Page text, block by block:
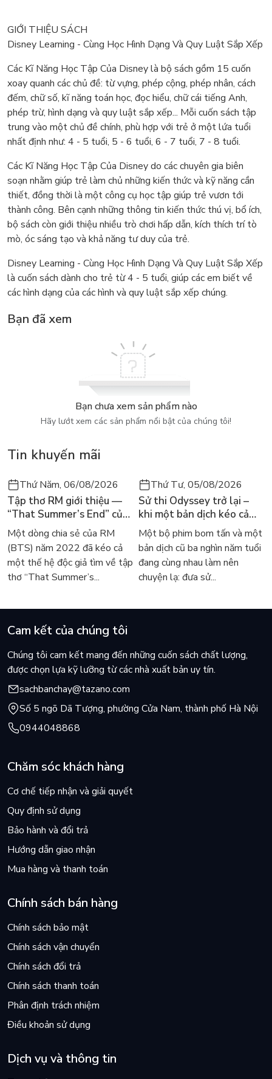
GIỚI THIỆU SÁCH
Disney Learning - Cùng Học Hình Dạng Và Quy Luật Sắp Xếp
Các Kĩ Năng Học Tập Của Disney là bộ sách gồm 15 cuốn
xoay quanh các chủ đề: từ vựng, phép cộng, phép nhân, cách
đếm, chữ số, kĩ năng toán học, đọc hiểu, chữ cái tiếng Anh,
phép trừ, hình dạng và quy luật sắp xếp... Mỗi cuốn sách tập
trung vào một chủ đề chính, phù hợp với trẻ ở một lứa tuổi
nhất định như: 4 - 5 tuổi, 5 - 6 tuổi, 6 - 7 tuổi, 7 - 8 tuổi.
Các Kĩ Năng Học Tập Của Disney do các chuyên gia biên
soạn nhằm giúp trẻ làm chủ những kiến thức và kỹ năng cần
thiết, đồng thời là một công cụ học tập giúp trẻ vươn tới
thành công. Bên cạnh những thông tin kiến thức thú vị, bổ ích,
bộ sách còn giới thiệu nhiều trò chơi hấp dẫn, kích thích trí tò
mò, óc sáng tạo và khả năng tư duy của trẻ.
Disney Learning - Cùng Học Hình Dạng Và Quy Luật Sắp Xếp
là cuốn sách dành cho trẻ từ 4 - 5 tuổi, giúp các em biết về
các hình dạng của các hình và quy luật sắp xếp chúng.
Bạn đã xem
Bạn chưa xem sản phẩm nào
Hãy lướt xem các sản phẩm nổi bật của chúng tôi!
Tin khuyến mãi
Thứ Năm, 06/08/2026
Tập thơ RM giới thiệu —
“That Summer’s End” của
Lee Seong-bok ra mắt bản
tiếng Anh sau 4 năm gây
sốt
Một dòng chia sẻ của RM
(BTS) năm 2022 đã kéo cả
một thế hệ độc giả tìm về tập
thơ “That Summer’s...
Thứ Tư, 05/08/2026
Sử thi Odyssey trở lại –
khi một bản dịch kéo cả
thế giới về với văn học
kinh điển
Một bộ phim bom tấn và một
bản dịch cũ ba nghìn năm tuổi
đang cùng nhau làm nên
chuyện lạ: đưa sử...
Cam kết của chúng tôi
Chúng tôi cam kết mang đến những cuốn sách chất lượng,
được chọn lựa kỹ lưỡng từ các nhà xuất bản uy tín.
sachbanchay@tazano.com
Số 5 ngõ Dã Tượng, phường Cửa Nam, thành phố Hà Nội
0944048868
Chăm sóc khách hàng
Cơ chế tiếp nhận và giải quyết
Quy định sử dụng
Bảo hành và đổi trả
Hướng dẫn giao nhận
Mua hàng và thanh toán
Chính sách bán hàng
Chính sách bảo mật
Chính sách vận chuyển
Chính sách đổi trả
Chính sách thanh toán
Phân định trách nhiệm
Điều khoản sử dụng
Dịch vụ và thông tin